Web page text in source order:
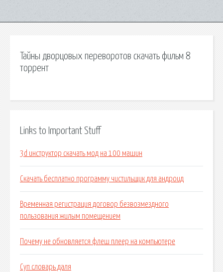
Тайны дворцовых переворотов скачать фильм 8
торрент
Links to Important Stuff
3d инструктор скачать мод на 100 машин
Скачать бесплатно программу чистильщик для андроид
Временная регистрация договор безвозмездного
пользования жилым помещением
Почему не обновляется флеш плеер на компьютере
Суп словарь даля